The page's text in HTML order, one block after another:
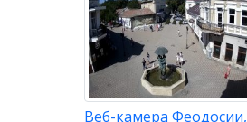
Веб-камера Феодосии,